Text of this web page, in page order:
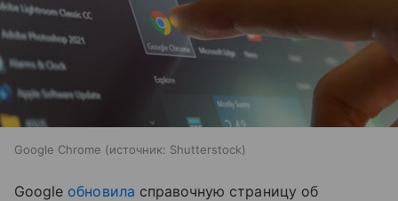
Google Chrome источник: Shutterstock
Google обновила справочную страницу об